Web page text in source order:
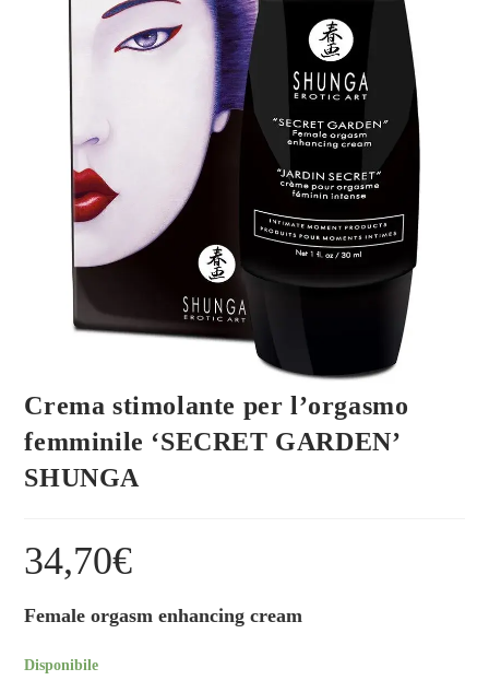
Crema stimolante per l’orgasmo
femminile ‘SECRET GARDEN’
SHUNGA
34,70€
Female orgasm enhancing cream
Disponibile